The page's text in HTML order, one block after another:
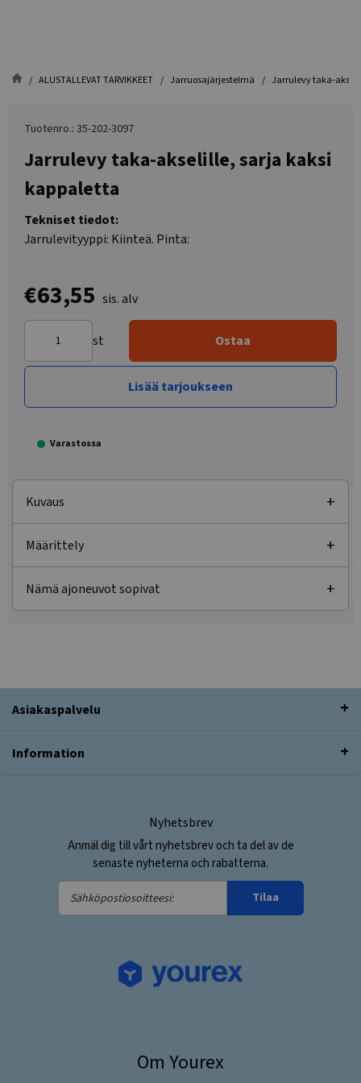
ALUSTALLEVAT TARVIKKEET Jarruosajärjestelmä Jarrulevy taka-
Tuotenro.: 35-202-3097
Jarrulevy taka-akselille, sarja kaksi
kappaletta
Tekniset tiedot:
Jarrulevityyppi: Kiinteä. Pinta:
€63,55 sis. alv
st Ostaa
Lisää tarjoukseen
Varastossa
Kuvaus
Määrittely
Nämä ajoneuvot sopivat
Asiakaspalvelu
Information
Nyhetsbrev
Anmäl dig till vårt nyhetsbrev och ta del av de
senaste nyheterna och rabatterna.
Sähköpostiosoitteesi:
Tilaa
Om Yourex